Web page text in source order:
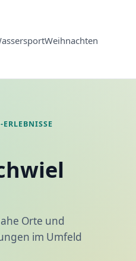
Weihnachten
Orte und
im Umfeld